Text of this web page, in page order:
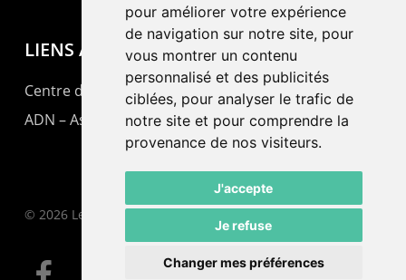
pour améliorer votre expérience
de navigation sur notre site, pour
vous montrer un contenu
personnalisé et des publicités
ciblées, pour analyser le trafic de
notre site et pour comprendre la
provenance de nos visiteurs.
J'accepte
Je refuse
Changer mes préférences
LIENS AMIS
Centre de culture ABC
ADN – Association Danse Neuchâtel
© 2026 Le Pommier.
facebook email